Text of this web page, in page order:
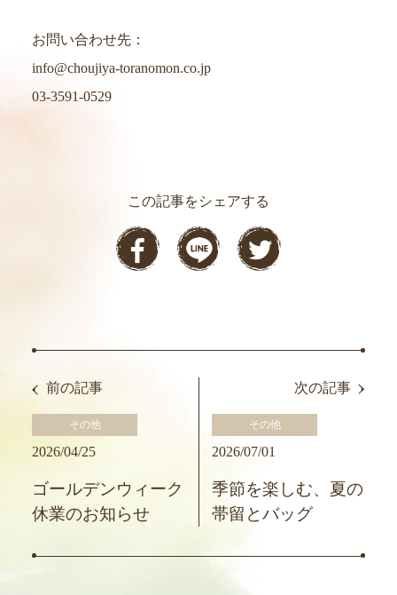
お問い合わせ先：
info@choujiya-toranomon.co.jp
03-3591-0529
この記事をシェアする
前の記事
その他
2026/04/25
ゴールデンウィーク
休業のお知らせ
次の記事
その他
2026/07/01
季節を楽しむ、夏の
帯留とバッグ